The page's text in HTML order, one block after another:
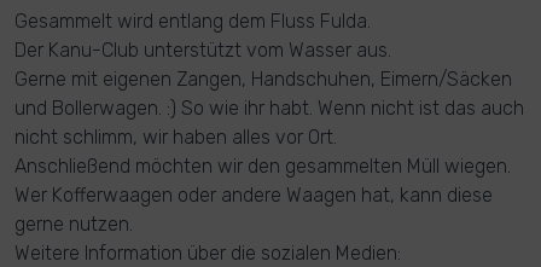
Gesammelt wird entlang dem Fluss Fulda.
Der Kanu-Club unterstützt vom Wasser aus.
Gerne mit eigenen Zangen, Handschuhen, Eimern/Säcken
und Bollerwagen. :) So wie ihr habt. Wenn nicht ist das auch
nicht schlimm, wir haben alles vor Ort.
Anschließend möchten wir den gesammelten Müll wiegen.
Wer Kofferwaagen oder andere Waagen hat, kann diese
gerne nutzen.
Weitere Information über die sozialen Medien: